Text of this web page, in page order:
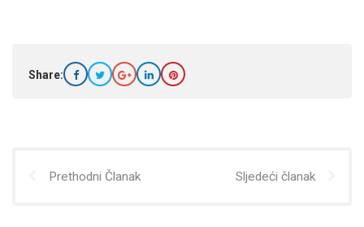
Share:
Prethodni Članak Sljedeći članak